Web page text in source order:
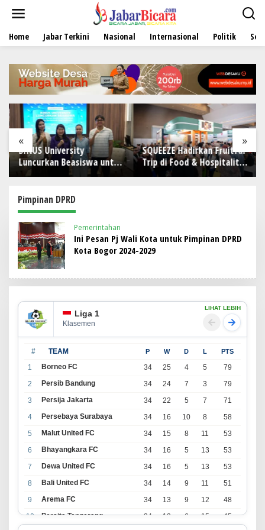
t
Home Jabar Terkini Nasional Internasional Politik
« »
BINUS University
Luncurkan Beasiswa untuk
Perkuat Komitmen
Bedampak bagi Indonesia
SQUEEZE Hadirkan Fruitful
Trip di Food & Hospitality
Indonesia (FHI) 2026:
Pimpinan DPRD
Pemerintahan
Ini Pesan Pj Wali Kota untuk Pimpinan DPRD
Kota Bogor 2024-2029
Liga 1
Klasemen
LIHAT LEBIH
# TEAM P W D L PTS
1 Borneo FC 34 25 4 5
79
2
Persib Bandung 34 24 7 3
79
3
Persija Jakarta 34 22 5 7
71
4
Persebaya Surabaya 34 16 10 8
58
5
Malut United FC 34 15 8 11
53
6
Bhayangkara FC 34 16 5 13
53
7
Dewa United FC 34 16 5 13
53
8
Bali United FC 34 14 9 11
51
9
Arema FC 34 13 9 12
48
10
Persita Tangerang 34 13 6 15
45